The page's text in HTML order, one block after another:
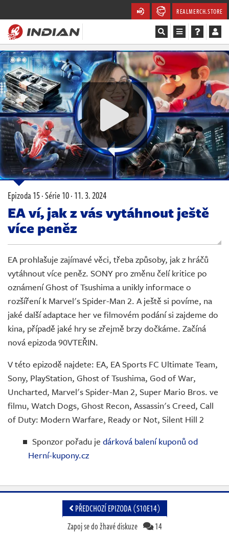
REALMERCH.STORE
Magazín
Recenze
Videa
Soutěže
Databáze
Komunita
Redakce
Živě
Epizoda 15 · Série 10 ·11. 3. 2024
EA ví, jak z vás vytáhnout ještě
více peněz
EA prohlašuje zajímavé věci, třeba způsoby, jak z hráčů
vytáhnout více peněz. SONY pro změnu čelí kritice po
oznámení Ghost of Tsushima a unikly informace o
rozšíření k Marvel's Spider-Man 2. A ještě si povíme, na
jaké další adaptace her ve filmovém podání si zajdeme do
kina, případě jaké hry se zřejmě brzy dočkáme. Začíná
nová epizoda 90VTEŘIN.
V této epizodě najdete: EA, EA Sports FC Ultimate Team,
Sony, PlayStation, Ghost of Tsushima, God of War,
Uncharted, Marvel's Spider-Man 2, Super Mario Bros. ve
filmu, Watch Dogs, Ghost Recon, Assassin's Creed, Call
of Duty: Modern Warfare, Ready or Not, Silent Hill 2
Sponzor pořadu je dárková balení kuponů od
Herní-kupony.cz
PŘEDCHOZÍ EPIZODA (S10E14)
Zapoj se do žhavé diskuze
14